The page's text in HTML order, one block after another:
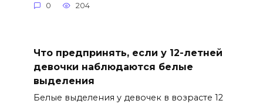
0 204
Что предпринять, если у 12-летней
девочки наблюдаются белые
выделения
Белые выделения у девочек в возрасте 12